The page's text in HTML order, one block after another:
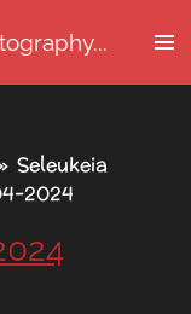
Seleukeia
2024